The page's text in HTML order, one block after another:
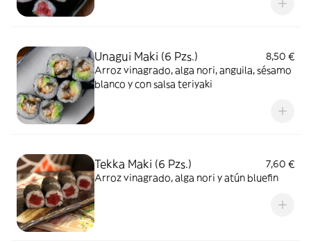
Unagui Maki (6 Pzs.)
8,50 €
Arroz vinagrado, alga nori, anguila, sésamo
blanco y con salsa teriyaki
Tekka Maki (6 Pzs.)
7,60 €
Arroz vinagrado, alga nori y atún bluefin